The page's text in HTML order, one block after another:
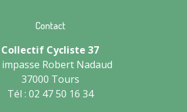
Contact
Collectif Cycliste 37
impasse Robert Nadaud
37000 Tours
Tél : 02 47 50 16 34